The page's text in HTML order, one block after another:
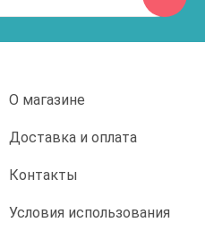
О магазине
Доставка и оплата
Контакты
Условия использования